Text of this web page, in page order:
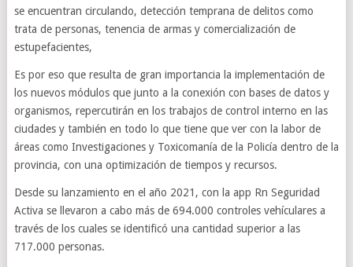
se encuentran circulando, detección temprana de delitos como
trata de personas, tenencia de armas y comercialización de
estupefacientes,
Es por eso que resulta de gran importancia la implementación de
los nuevos módulos que junto a la conexión con bases de datos y
organismos, repercutirán en los trabajos de control interno en las
ciudades y también en todo lo que tiene que ver con la labor de
áreas como Investigaciones y Toxicomanía de la Policía dentro de la
provincia, con una optimización de tiempos y recursos.
Desde su lanzamiento en el año 2021, con la app Rn Seguridad
Activa se llevaron a cabo más de 694.000 controles vehículares a
través de los cuales se identificó una cantidad superior a las
717.000 personas.